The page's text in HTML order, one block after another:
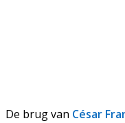
De brug van César